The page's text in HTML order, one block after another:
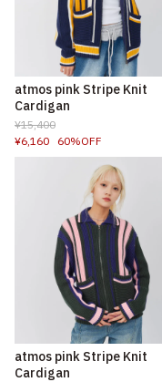
atmos pink Stripe Knit
Cardigan
¥15,400
¥6,160
60%OFF
atmos pink Stripe Knit
Cardigan